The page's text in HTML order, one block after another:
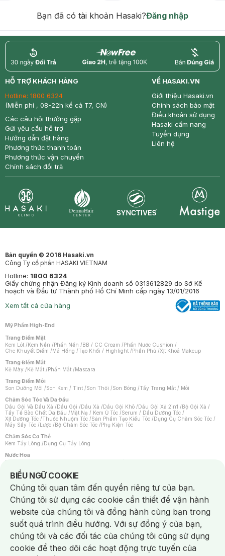
Bạn đã có tài khoản Hasaki?Đăng nhập
return nowfree price
HỖ TRỢ KHÁCH HÀNG
Hotline: 1800 6324
(Miễn phí , 08-22h kể cả T7, CN)
Các câu hỏi thường gặp
Gửi yêu cầu hỗ trợ
Hướng dẫn đặt hàng
Phương thức thanh toán
Phương thức vận chuyển
Chính sách đổi trả
VỀ HASAKI.VN
Giới thiệu Hasaki.vn
Chính sách bảo mật
Điều khoản sử dụng
Hasaki cẩm nang
Tuyển dụng
Liên hệ
Bản quyền © 2016 Hasaki.vn
Công Ty cổ phần HASAKI VIETNAM
Hotline: 1800 6324
Giấy chứng nhận Đăng ký Kinh doanh số 0313612829 do Sở Kế
hoạch và Đầu tư Thành phố Hồ Chí Minh cấp ngày 13/01/2016
Xem tất cả cửa hàng
Mỹ Phẩm High-End
Trang Điểm Mặt
Kem Lót /Kem Nền /Phấn Nền /BB / CC Cream /Phấn Nước Cushion /
Che Khuyết Điểm /Má Hồng /Tạo Khối / Highlight /Phấn Phủ /Xịt Khoá Makeup
Trang Điểm Mắt
Kẻ Mày /Kẻ Mắt /Phấn Mắt /Mascara
Trang Điểm Môi
Son Dưỡng Môi /Son Kem / Tint /Son Thỏi /Son Bóng /Tẩy Trang Mắt / Môi
Chăm Sóc Tóc Và Da Đầu
Dầu Gội Và Dầu Xả /Dầu Gội /Dầu Xả /Dầu Gội Khô /Dầu Gội Xả 2in1 /Bộ Gội Xả /
Tẩy Tế Bào Chết Da Đầu /Mặt Nạ / Kem Ủ Tóc /Serum / Dầu Dưỡng Tóc /
Xịt Dưỡng Tóc /Thuốc Nhuộm Tóc /Sản Phẩm Tạo Kiểu Tóc /Dụng Cụ Chăm Sóc Tóc /
Máy Sấy Tóc /Lược /Bộ Chăm Sóc Tóc /Phụ Kiện Tóc
Chăm Sóc Cơ Thể
Kem Tẩy Lông /Dụng Cụ Tẩy Lông
Nước Hoa
Nước Hoa Nữ
Chăm Sóc Cá Nhân
Chống Muỗi /Khẩu Trang /Máy Massage/Mặt Nạ Xông Hơi /Nước Rửa Tay/
Sản Phẩm Chăm Sóc Khác /Bàn Chải Đánh Răng /Bàn Chải Điện/
Hỗ Trợ Trắng Răng/Kem Đánh Răng /Máy Tăm Nước/ Nước Súc Miệng/
Tăm / Chỉ Nha Khoa/ Xịt Thơm Miệng / Dung Dịch Vệ Sinh/Dưỡng Vùng Kín/
Khăn Ướt Vệ Sinh Vùng Kín/Băng Vệ Sinh/Tampon/Bọt Cạo Râu /Dao Cạo Râu/
Máy Cạo Râu
Vấn Đề Về Da
Da Dầu / Lỗ Chân Lông To/ Da Khô / Mất Nước/ Da Lão Hóa/ Da Mụn/
Da Nhạy Cảm / Kích Ứng
Da Xỉn Màu Thâm / Nám / Tàn Nhang
Quầng Thâm & Bọng Mắt /Sẹo /Viêm Da Cơ Địa
BIỂU NGỮ COOKIE
Notice about cookies usage
Chúng tôi quan tâm đến quyền riêng tư của bạn.
Chúng tôi sử dụng các cookie cần thiết để vận hành
website của chúng tôi và đồng hành cùng bạn trong
suốt quá trình điều hướng. Với sự đồng ý của bạn,
chúng tôi và các đối tác của chúng tôi cũng sử dụng
cookie để theo dõi các hoạt động trực tuyến của